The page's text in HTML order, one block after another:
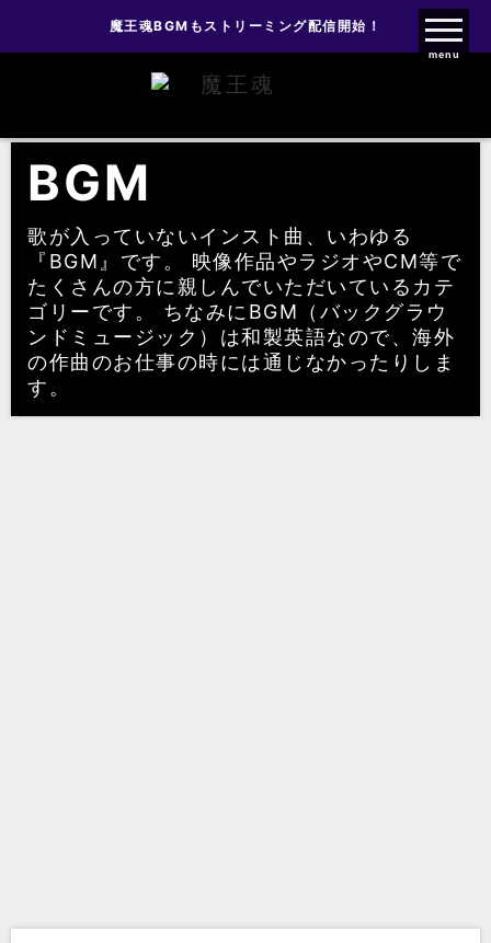
魔王魂ファンクラブ
魔王魂BGMもストリーミング配信開始！
menu
BGM
歌が入っていないインスト曲、いわゆる
『BGM』です。 映像作品やラジオやCM等で
たくさんの方に親しんでいただいているカテ
ゴリーです。 ちなみにBGM（バックグラウ
ンドミュージック）は和製英語なので、海外
の作曲のお仕事の時には通じなかったりしま
す。